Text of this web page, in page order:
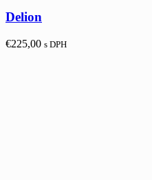
Delion
€225,00 s DPH